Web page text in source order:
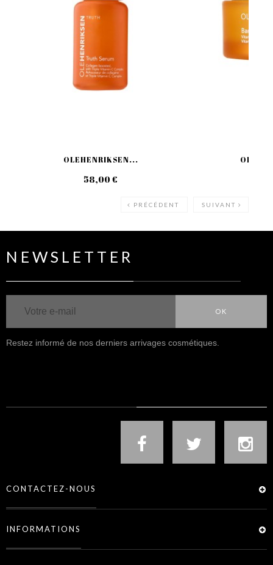
OLEHENRIKSEN...
58,00 €
PRÉCÉDENT SUIVANT
NEWSLETTER
OK
Restez informé de nos derniers arrivages cosmétiques.
CONTACTEZ-NOUS
INFORMATIONS